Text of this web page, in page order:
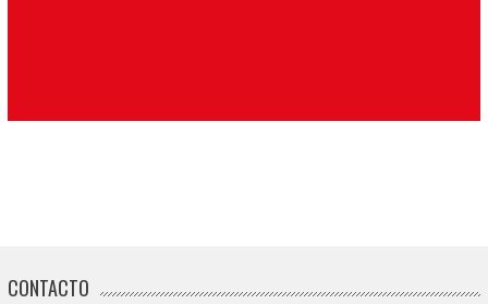
CONTACTO